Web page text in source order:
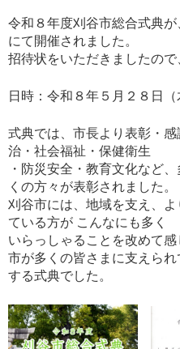
令和８年度刈谷市総合式典
にて開催されました。
招待状をいただきましたので
日時：令和８年５月２８日
式典では、市長より表彰・
治・社会福祉・保健衛生
・防災安全・教育文化など
くの方々が表彰されました。
刈谷市には、地域を支え、
ている方が こんなにも多く
いらっしゃることを改めて感
市が多くの皆さまに支えら
する式典でした。